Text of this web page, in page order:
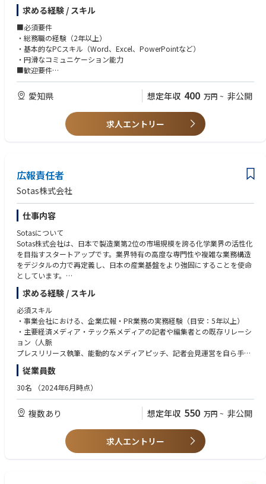
・社内規程やルールの整備・更新
▼契約管理
・SES契約や業務委託契約書の管理
・各種契約の締結、更新、解約に関する調整
▼プライバシーマーク（Pマーク）更新に関する事務局業務
・内部監査および外部審査対応
・社内の個人情報保護教育・研修の実施
・個人情報に関する問い合わせやインシデント対応のサポート
▼ハラスメント対応窓口の運営
・社員からの相談対応（初期対応および適切な部門や外部機関へのエスカ
・社内でのハラスメント防止施策の企画・実施
・会議体事務局業務
・その他、会社運営に必要な庶務業務
▼人事・労務業務 サポート
・入退社手続き
・勤怠管理
・社会保険手続きの補助
・安全衛生管理の実施
求める経験 / スキル
■必須要件
・総務職の経験（2年以上）
・基本的なPCスキル（Word、Excel、PowerPointなど）
・円滑なコミュニケーション能力
■歓迎要件
・中小企業の管理部門で幅広い業務を担当した経験
・ファシリティマネジメントの経験
・SES事業やシステム開発事業に関する知識や経験
・自ら課題を見つけ、主体的に行動できる方
・チームで協力しながら業務を進められる方
愛知県 想定年収 400 万円 ~ 非公開
求人エントリー
広報責任者
Sotas株式会社
仕事内容
Sotasについて
Sotas株式会社は、日本で製造業第2位の市場規模を誇る化学業界の活性化
を目指すスタートアップです。業界特有の高度な専門性や複雑な業務構造
をデジタルの力で再定義し、日本の産業基盤をより強固にすることを使命
としています。
現在、シリーズAという大きな転換期を迎え、以下の3事業部制による多角
的な事業戦略を加速させています。
Sotas化学調査：複雑化する法規制への対応や、サプライチェーン全体で
の化学物質情報の管理をデジタル化します。手作業による非構造データの
処理を構造化し、業界全体のコンプライアンス業務のスピードと正確性を
飛躍的に向上させます。
製造実績などを集約し、活用可能な「構造データ」へと変換・蓄積するプ
ラットフォームを提供します。属人的な知見を組織の資産へと変え、デー
タ駆動型の意思決定を支える基盤を構築します。
Sotas Chem Mart（ケムマート）：化学品・原材料の流通を最適化するマ
ーケットプレイスを展開します。データベース事業や調査事業と連携し、
ッチングすることで、業界の流通構造をよりオープンで効率的なものへと
求める経験 / スキル
必須スキル
・事業会社における、企業広報・PR業務の実務経験（目安：5年以上）
・主要経済メディア・テック系メディアの記者や編集者との既存リレーシ
ョン（人脈
プレスリリース執筆、能動的なメディアピッチ、記者会見運営を自ら手を
動かして推進した実績
・自社メディア、SNS、CEO発信等のコンテンツ戦略における企画・ディ
レクション経験
・広報戦略の立案から施策実行、効果検証までを一貫して担当し、社内外
の関係者を巻き込みながら主体的にプロジェクトを推進した経験
・スタートアップやIT・テック業界における、一人広報または少人数での
従業員数
30名 （2024年6月時点）
複数あり 想定年収 550 万円 ~ 非公開
求人エントリー